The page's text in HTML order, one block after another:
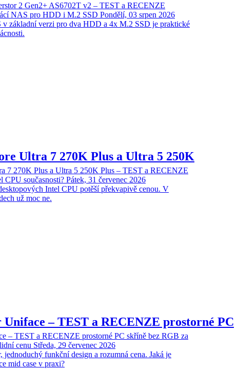
2 Gen2+ AS6702T v2 – TEST a RECENZE
NAS pro HDD i M.2 SSD Pondělí, 03 srpen 2026
základní verzi pro dva HDD a 4x M.2 SSD je praktické
Ultra 7 270K Plus a Ultra 5 250K
7 270K Plus a Ultra 5 250K Plus – TEST a RECENZE
CPU současnosti? Pátek, 31 červenec 2026
Intel CPU potěší překvapivě cenou. V
už moc ne.
Uniface – TEST a RECENZE prostorné PC
– TEST a RECENZE prostorné PC skříně bez RGB za
cenu Středa, 29 červenec 2026
jednoduchý funkční design a rozumná cena. Jaká je
mid case v praxi?